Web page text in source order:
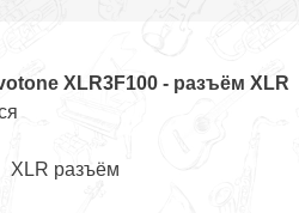
XLR3F100 - разъём XLR
XLR разъём